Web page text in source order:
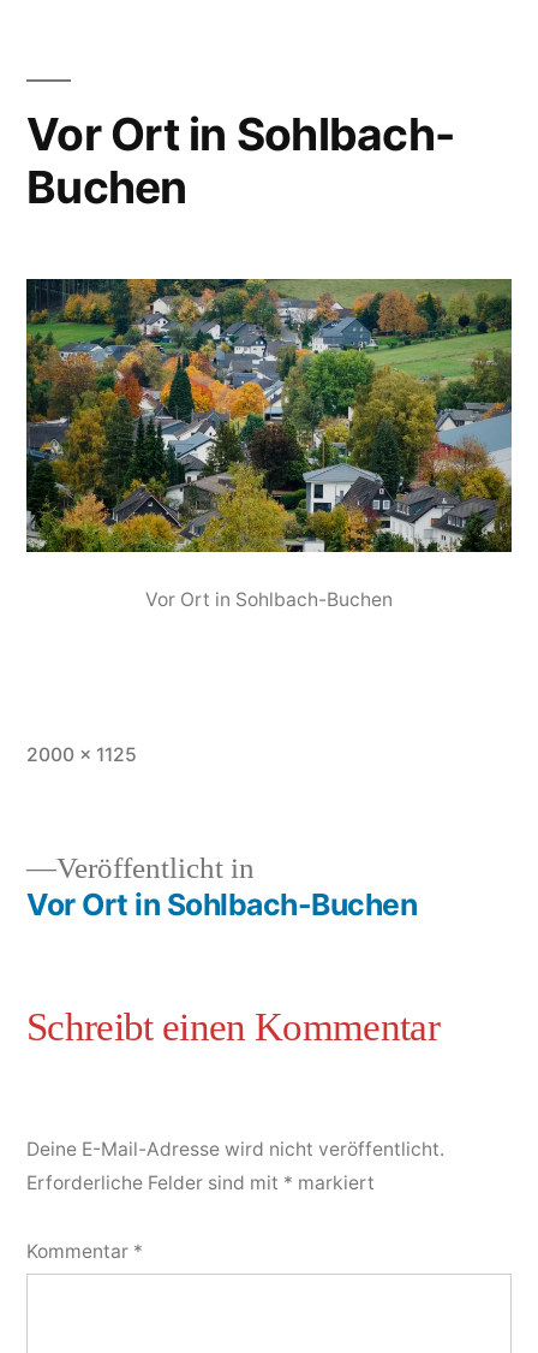
Vor Ort in Sohlbach-
Buchen
Vor Ort in Sohlbach-Buchen
2000 × 1125
Veröffentlicht in
Vor Ort in Sohlbach-Buchen
Deine E-Mail-Adresse wird nicht veröffentlicht.
Erforderliche Felder sind mit * markiert
Kommentar *